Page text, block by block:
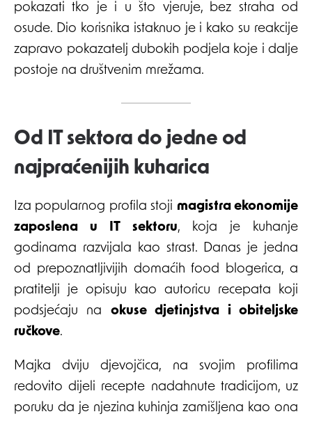
pokazati tko je i u što vjeruje, bez straha od
osude. Dio korisnika istaknuo je i kako su reakcije
zapravo pokazatelj dubokih podjela koje i dalje
postoje na društvenim mrežama.
Od IT sektora do jedne od
najpraćenijih kuharica
Iza popularnog profila stoji magistra ekonomije
zaposlena u IT sektoru, koja je kuhanje
godinama razvijala kao strast. Danas je jedna
od prepoznatljivijih domaćih food blogerica, a
pratitelji je opisuju kao autoricu recepata koji
podsjećaju na okuse djetinjstva i obiteljske
ručkove.
Majka dviju djevojčica, na svojim profilima
redovito dijeli recepte nadahnute tradicijom, uz
poruku da je njezina kuhinja zamišljena kao ona